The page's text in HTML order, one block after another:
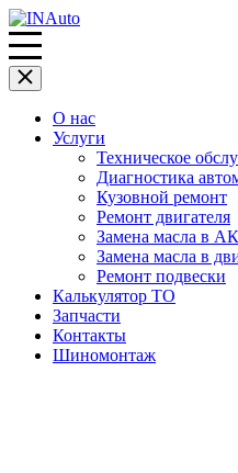
О нас
Услуги
Техническое
Диагностика
Кузовной ремонт
Ремонт двигателя
Замена масла в
Замена масла в
Ремонт подвески
Калькулятор ТО
Запчасти
Контакты
Шиномонтаж